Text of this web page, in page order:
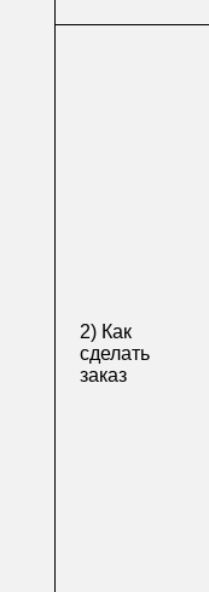
2) Как
сделать
заказ